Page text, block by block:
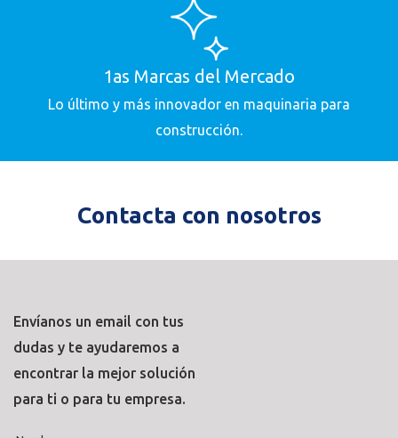
1as Marcas del Mercado
Lo último y más innovador en maquinaria para
construcción.
Contacta con nosotros
Envíanos un email con tus
dudas y te ayudaremos a
encontrar la mejor solución
para ti o para tu empresa.